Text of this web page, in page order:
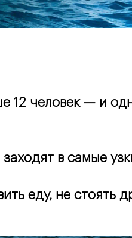
12 человек — и
в самые
еду, не стоять